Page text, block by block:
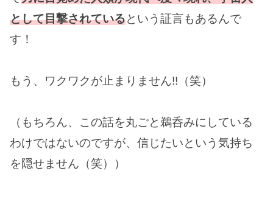
として目撃されているという証言もあるんで
す！
もう、ワクワクが止まりません!!（笑）
（もちろん、この話を丸ごと鵜呑みにしている
わけではないのですが、信じたいという気持ち
を隠せません（笑））